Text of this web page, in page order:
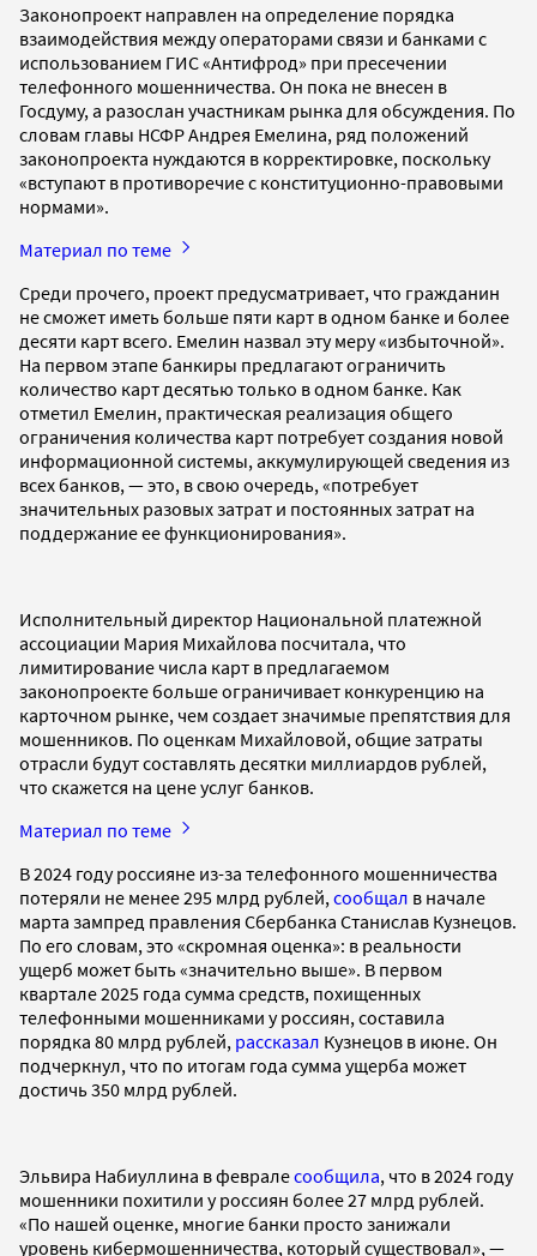
Законопроект направлен на определение порядка
взаимодействия между операторами связи и банками с
использованием ГИС «Антифрод» при пресечении
телефонного мошенничества. Он пока не внесен в
Госдуму, а разослан участникам рынка для обсуждения. По
словам главы НСФР Андрея Емелина, ряд положений
законопроекта нуждаются в корректировке, поскольку
«вступают в противоречие с конституционно-правовыми
нормами».
Материал по теме
Среди прочего, проект предусматривает, что гражданин
не сможет иметь больше пяти карт в одном банке и более
десяти карт всего. Емелин назвал эту меру «избыточной».
На первом этапе банкиры предлагают ограничить
количество карт десятью только в одном банке. Как
отметил Емелин, практическая реализация общего
ограничения количества карт потребует создания новой
информационной системы, аккумулирующей сведения из
всех банков, — это, в свою очередь, «потребует
значительных разовых затрат и постоянных затрат на
поддержание ее функционирования».
Исполнительный директор Национальной платежной
ассоциации Мария Михайлова посчитала, что
лимитирование числа карт в предлагаемом
законопроекте больше ограничивает конкуренцию на
карточном рынке, чем создает значимые препятствия для
мошенников. По оценкам Михайловой, общие затраты
отрасли будут составлять десятки миллиардов рублей,
что скажется на цене услуг банков.
Материал по теме
В 2024 году россияне из-за телефонного мошенничества
потеряли не менее 295 млрд рублей, сообщал в начале
марта зампред правления Сбербанка Станислав Кузнецов.
По его словам, это «скромная оценка»: в реальности
ущерб может быть «значительно выше». В первом
квартале 2025 года сумма средств, похищенных
телефонными мошенниками у россиян, составила
порядка 80 млрд рублей, рассказал Кузнецов в июне. Он
подчеркнул, что по итогам года сумма ущерба может
достичь 350 млрд рублей.
Эльвира Набиуллина в февралесообщила, что в 2024 году
мошенники похитили у россиян более 27 млрд рублей.
«По нашей оценке, многие банки просто занижали
уровень кибермошенничества, который существовал», —